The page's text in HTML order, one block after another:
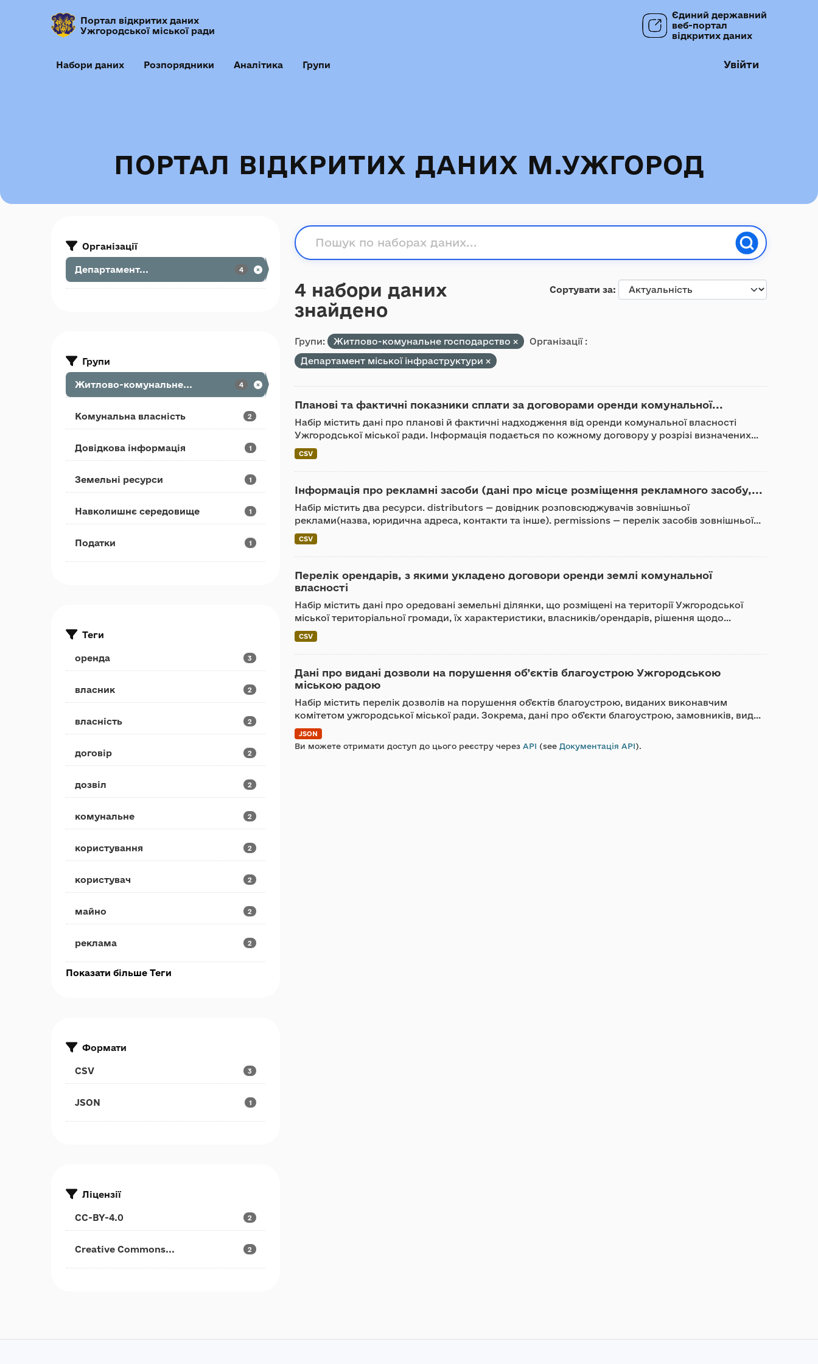
Портал відкритих даних
Ужгородської міської ради
Єдиний державний
веб-портал
відкритих даних
Набори даних Розпорядники Аналітика Групи Увійти
ПОРТАЛ ВІДКРИТИХ ДАНИХ М.УЖГОРОД
Організації
Департамент... 4
Групи
Житлово-комунальне... 4
Комунальна власність 2
Довідкова інформація 1
Земельні ресурси 1
Навколишнє середовище 1
Податки 1
Теги
оренда 3
власник 2
власність 2
договір 2
дозвіл 2
комунальне 2
користування 2
користувач 2
майно 2
реклама 2
Показати більше Теги
Формати
CSV 3
JSON 1
Ліцензії
CC-BY-4.0 2
Creative Commons... 2
Сортувати за
4 набори даних
знайдено
Групи: Житлово-комунальне господарство
Організації :
Департамент міської інфраструктури
Планові та фактичні показники сплати за договорами оренди комунальної...
Набір містить дані про планові й фактичні надходження від оренди комунальної власності
Ужгородської міської ради. Інформація подається по кожному договору у розрізі визначених...
CSV
Інформація про рекламні засоби (дані про місце розміщення рекламного засобу,...
Набір містить два ресурси. distributors — довідник розповсюджувачів зовнішньої
реклами(назва, юридична адреса, контакти та інше). permissions — перелік засобів зовнішньої...
CSV
Перелік орендарів, з якими укладено договори оренди землі комунальної
власності
Набір містить дані про оредовані земельні ділянки, що розміщені на території Ужгородської
міської територіальної громади, їх характеристики, власників/орендарів, рішення щодо...
CSV
Дані про видані дозволи на порушення об’єктів благоустрою Ужгородською
міською радою
Набір містить перелік дозволів на порушення об'єктів благоустрою, виданих виконавчим
комітетом ужгородської міської ради. Зокрема, дані про об’єкти благоустрою, замовників, вид...
JSON
Ви можете отримати доступ до цього реєстру через API (see Документація API).